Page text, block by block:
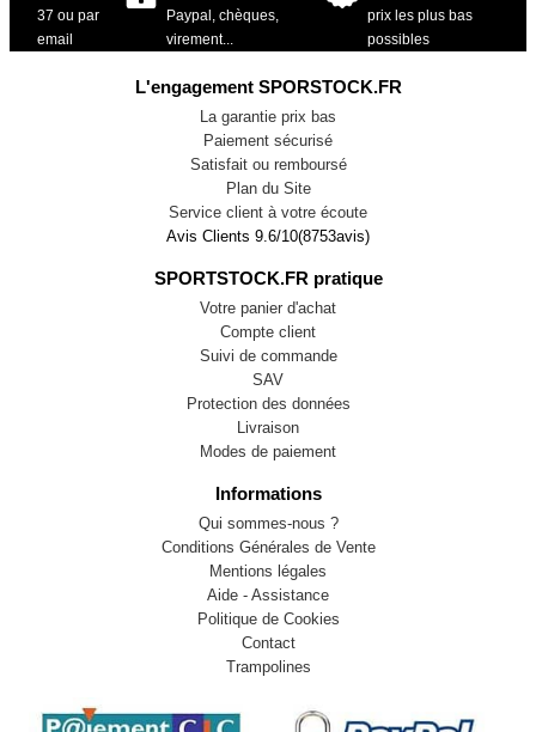
37 ou par
email
Paypal, chèques,
virement...
prix les plus bas
possibles
L'engagement SPORSTOCK.FR
La garantie prix bas
Paiement sécurisé
Satisfait ou remboursé
Plan du Site
Service client à votre écoute
Avis Clients 9.6/10(8753avis)
SPORTSTOCK.FR pratique
Votre panier d'achat
Compte client
Suivi de commande
SAV
Protection des données
Livraison
Modes de paiement
Informations
Qui sommes-nous ?
Conditions Générales de Vente
Mentions légales
Aide - Assistance
Politique de Cookies
Contact
Trampolines